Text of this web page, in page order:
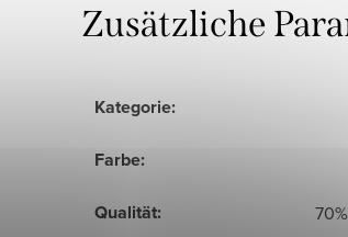
Zusätzliche
Kategorie:
Farbe:
Qualität: